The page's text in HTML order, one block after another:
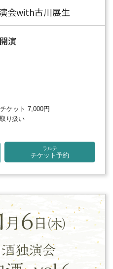
会with古川展生
演
ケット 7,000円
り扱い
ラルテ
チケット予約